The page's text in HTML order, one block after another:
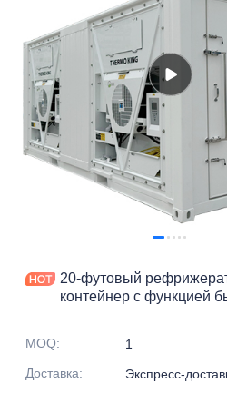
20-футовый
контейнер с функцией
MOQ:
1
Доставка:
Экспресс-
Новости
Видео
Свяжитесь с нами